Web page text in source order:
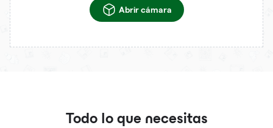
Abrir cámara
Todo lo que necesitas